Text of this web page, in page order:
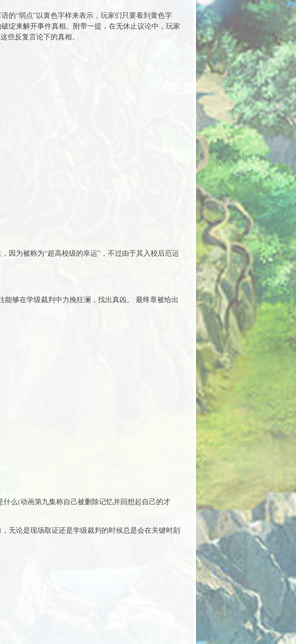
的“弱点”以黄色字样来表示，玩家们只要看到黄色字
绽来解开事件真相。附带一提，在无休止议论中，玩家
些反复言论下的真相。
因为被称为“超高校级的幸运”，不过由于其入校后厄运
够在学级裁判中力挽狂澜，找出真凶。 最终章被给出
么(动画第九集称自己被删除记忆并回想起自己的才
无论是现场取证还是学级裁判的时候总是会在关键时刻